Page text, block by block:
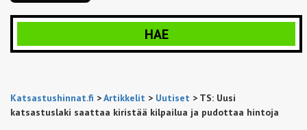
HAE
Katsastushinnat.fi >Artikkelit > Uutiset > TS: Uusi
katsastuslaki saattaa kiristää kilpailua ja pudottaa hintoja